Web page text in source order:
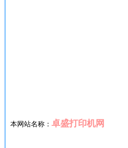
本网站名称： 卓盛打印机网